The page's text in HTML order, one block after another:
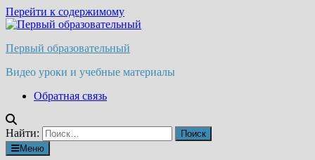
Перейти к содержимому
Первый образовательный
Видео уроки и учебные материалы
Обратная связь
Найти:
Меню